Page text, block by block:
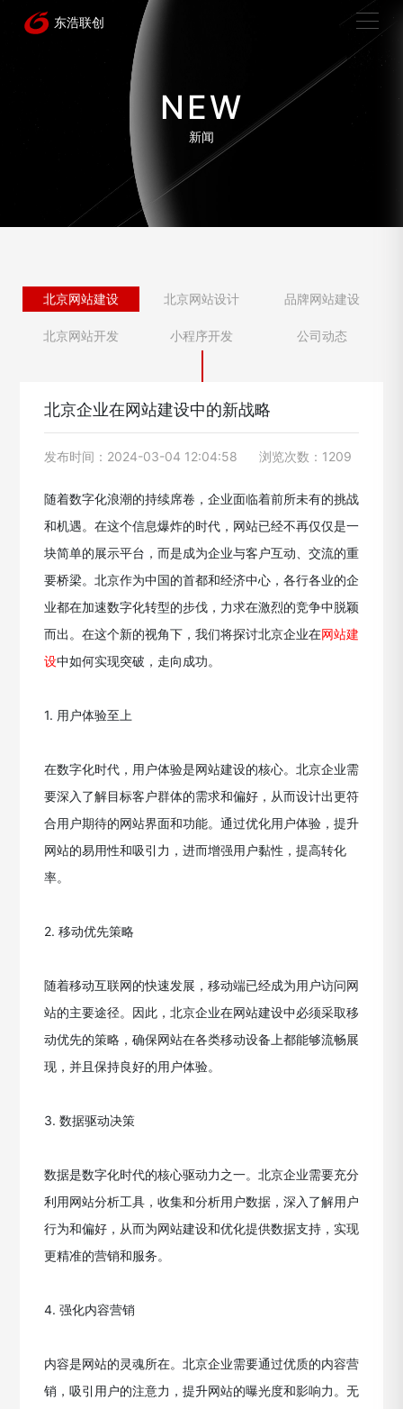
NEW
新闻
北京网站建设 北京网站设计 品牌网站建设
北京网站开发 小程序开发 公司动态
北京企业在网站建设中的新战略
发布时间：2024-03-04 12:04:58 浏览次数：1209
随着数字化浪潮的持续席卷，企业面临着前所未有的挑战
和机遇。在这个信息爆炸的时代，网站已经不再仅仅是一
块简单的展示平台，而是成为企业与客户互动、交流的重
要桥梁。北京作为中国的首都和经济中心，各行各业的企
业都在加速数字化转型的步伐，力求在激烈的竞争中脱颖
而出。在这个新的视角下，我们将探讨北京企业在网站建
设中如何实现突破，走向成功。
1. 用户体验至上
在数字化时代，用户体验是网站建设的核心。北京企业需
要深入了解目标客户群体的需求和偏好，从而设计出更符
合用户期待的网站界面和功能。通过优化用户体验，提升
网站的易用性和吸引力，进而增强用户黏性，提高转化
率。
2. 移动优先策略
随着移动互联网的快速发展，移动端已经成为用户访问网
站的主要途径。因此，北京企业在网站建设中必须采取移
动优先的策略，确保网站在各类移动设备上都能够流畅展
现，并且保持良好的用户体验。
3. 数据驱动决策
数据是数字化时代的核心驱动力之一。北京企业需要充分
利用网站分析工具，收集和分析用户数据，深入了解用户
行为和偏好，从而为网站建设和优化提供数据支持，实现
更精准的营销和服务。
4. 强化内容营销
内容是网站的灵魂所在。北京企业需要通过优质的内容营
销，吸引用户的注意力，提升网站的曝光度和影响力。无